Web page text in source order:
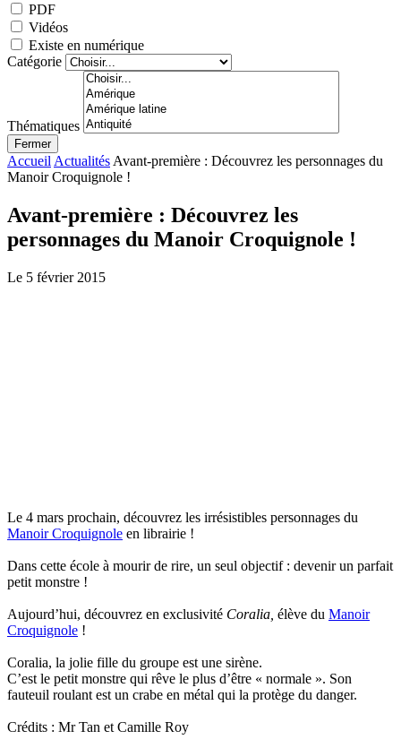
PDF
Vidéos
Existe en numérique
Catégorie
Thématiques
Fermer
Accueil Actualités Avant-première : Découvrez les personnages du
Manoir Croquignole !
Avant-première : Découvrez les
personnages du Manoir Croquignole !
Le 5 février 2015
Le 4 mars prochain, découvrez les irrésistibles personnages du
Manoir Croquignole en librairie !
Dans cette école à mourir de rire, un seul objectif : devenir un parfait
petit monstre !
Aujourd’hui, découvrez en exclusivité Coralia, élève du Manoir
Croquignole !
Coralia, la jolie fille du groupe est une sirène.
C’est le petit monstre qui rêve le plus d’être « normale ». Son
fauteuil roulant est un crabe en métal qui la protège du danger.
Crédits : Mr Tan et Camille Roy